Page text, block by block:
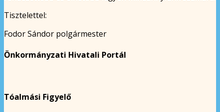
Tisztelettel:
Fodor Sándor polgármester
Önkormányzati Hivatali Portál
Tóalmási Figyelő